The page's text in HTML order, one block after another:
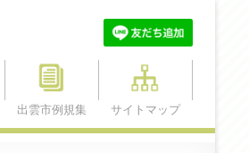
出雲市例規集 サイトマップ